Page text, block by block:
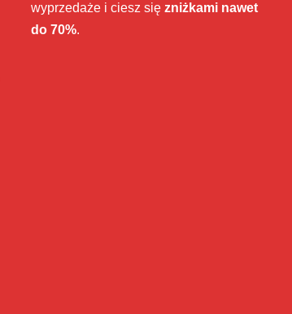
wyprzedaże i ciesz się zniżkami nawet
do 70%.